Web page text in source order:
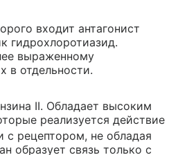
входит антагонист
гидрохлоротиазид.
выраженному
в отдельности.
II. Обладает высоким
реализуется действие
с рецептором, не обладая
образует связь только с